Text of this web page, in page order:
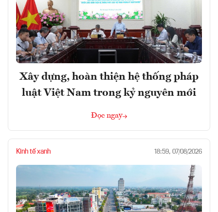
Xây dựng, hoàn thiện hệ thống pháp
luật Việt Nam trong kỷ nguyên mới
Đọc ngay
Kinh tế xanh 18:59, 07/08/2026